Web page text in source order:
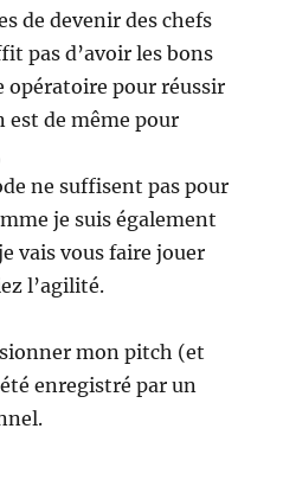
de devenir des chefs
pas d’avoir les bons
opératoire pour réussir
est de même pour
ne suffisent pas pour
je suis également
vais vous faire jouer
l’agilité.
mon pitch (et
enregistré par un